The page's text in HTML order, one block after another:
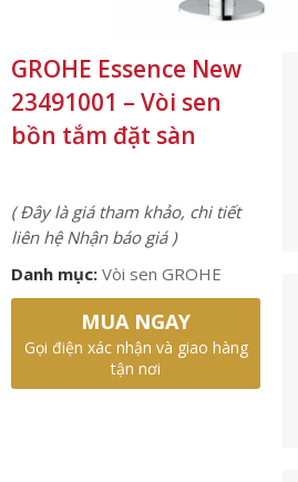
GROHE Essence New
23491001 – Vòi sen
bồn tắm đặt sàn
( Đây là giá tham khảo, chi tiết
liên hệ Nhận báo giá )
Danh mục: Vòi sen GROHE
MUA NGAY
Gọi điện xác nhận và giao hàng
tận nơi